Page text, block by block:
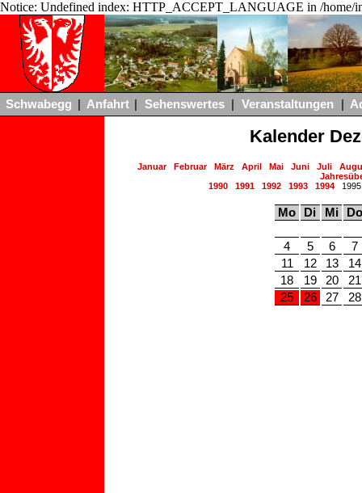
Notice: Undefined index: HTTP_ACCEPT_LANGUAGE in /home/
Schwabegg Anfahrt Sehenswertes Veranstaltungen
Kalender
Januar Februar März April Mai Juni Juli
1990
1991 1992 1993 1994
Mo Di Mi Do
4 5 6
7
11
12 13
14
18
19 20
21
25
26 27 28